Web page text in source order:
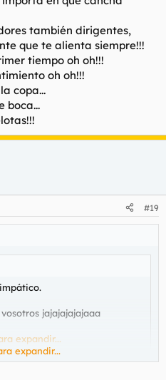
también dirigentes,
que te alienta siempre!!!
tiempo oh oh!!!
oh oh!!!
copa...
boca...
#19
jajajajajajaaa
expandir...
expandir...